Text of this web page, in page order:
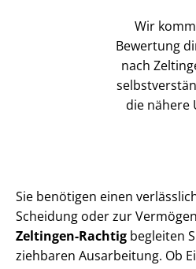
Wir
Bewertung
nach
die nähere
Sie benötigen einen
Scheidung oder zur
Zeltingen-Rachtig begleiten
zieh­ba­ren Ausarbeitung. Ob